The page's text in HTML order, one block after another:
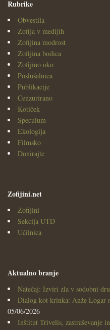
Rubrike
Obvestila
Zofija v medijih
Zofijina modrost
Zofijina bodica
Zofijino oko
Poslušalnica
Publikacije
Cenzurirano
Kotiček
Speculum
Ekologija
Filmsko
Donirajte
Zofijini.net
Zofijini
Sekcija UTD
Učilnica
Aktualno branje
Natečaj: Izviri zla v sodobni
Dialog kot krinka: Anže Logar
05/06/2026
Inštitut Trivelis, zastraševanje